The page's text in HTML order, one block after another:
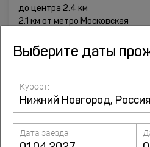
до центра 2.4 км
2.1 км от метро Московская
Выберите даты
Курорт:
Дата заезда